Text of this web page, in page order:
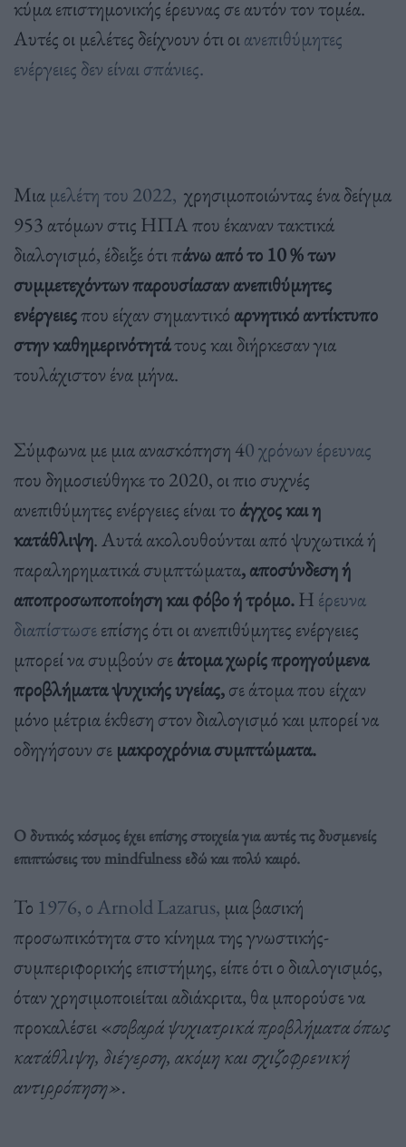
κύμα επιστημονικής έρευνας σε αυτόν τον τομέα.
Αυτές οι μελέτες δείχνουν ότι οιανεπιθύμητες
ενέργειες δεν είναι σπάνιες.
Μια μελέτη του 2022, χρησιμοποιώντας ένα δείγμα
953 ατόμων στις ΗΠΑ που έκαναν τακτικά
διαλογισμό, έδειξε ότι πάνω από το 10 % των
συμμετεχόντων παρουσίασαν ανεπιθύμητες
ενέργειεςπου είχαν σημαντικό αρνητικό αντίκτυπο
στην καθημερινότητάτους και διήρκεσαν για
τουλάχιστον ένα μήνα.
Σύμφωνα με μια ανασκόπηση 40 χρόνων έρευνας
που δημοσιεύθηκε το 2020, οι πιο συχνές
ανεπιθύμητες ενέργειες είναι το άγχος και η
κατάθλιψη. Αυτά ακολουθούνται από ψυχωτικά ή
παραληρηματικά συμπτώματα,αποσύνδεση ή
αποπροσωποποίηση και φόβο ή τρόμο.Η έρευνα
διαπίστωσεεπίσης ότι οι ανεπιθύμητες ενέργειες
μπορεί να συμβούν σεάτομα χωρίς προηγούμενα
προβλήματα ψυχικής υγείας,σε άτομα που είχαν
μόνο μέτρια έκθεση στον διαλογισμό και μπορεί να
οδηγήσουν σε μακροχρόνια συμπτώματα.
Ο δυτικός κόσμος έχει επίσης στοιχεία για αυτές τις δυσμενείς
επιπτώσεις του mindfulness εδώ και πολύ καιρό.
Το 1976, ο Arnold Lazarus, μια βασική
προσωπικότητα στο κίνημα της γνωστικής-
συμπεριφορικής επιστήμης, είπε ότι ο διαλογισμός,
όταν χρησιμοποιείται αδιάκριτα, θα μπορούσε να
προκαλέσει «σοβαρά ψυχιατρικά προβλήματα όπως
κατάθλιψη, διέγερση, ακόμη και σχιζοφρενική
αντιρρόπηση».